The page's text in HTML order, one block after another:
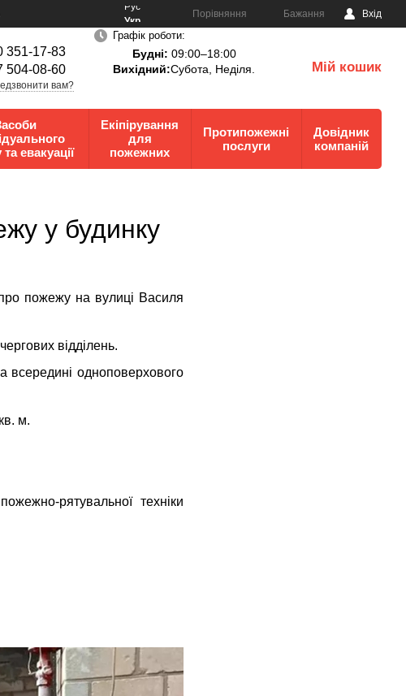
Рус
Укр
Порівняння Бажання Вхід
351-17-83
504-08-60
вам?
Графік роботи:
Будні: 09:00–18:00
Вихідний:Субота, Неділя. Мій кошик
евакуації
Екіпірування
для
пожежних
Протипожежні
послуги
Довідник
компаній
у будинку
пожежу на вулиці Василя
відділень.
всередині одноповерхового
м.
рятувальної техніки